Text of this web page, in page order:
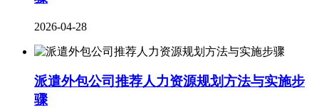
2026-04-28
派遣外包公司推荐人力资源规划方法与实施步
骤